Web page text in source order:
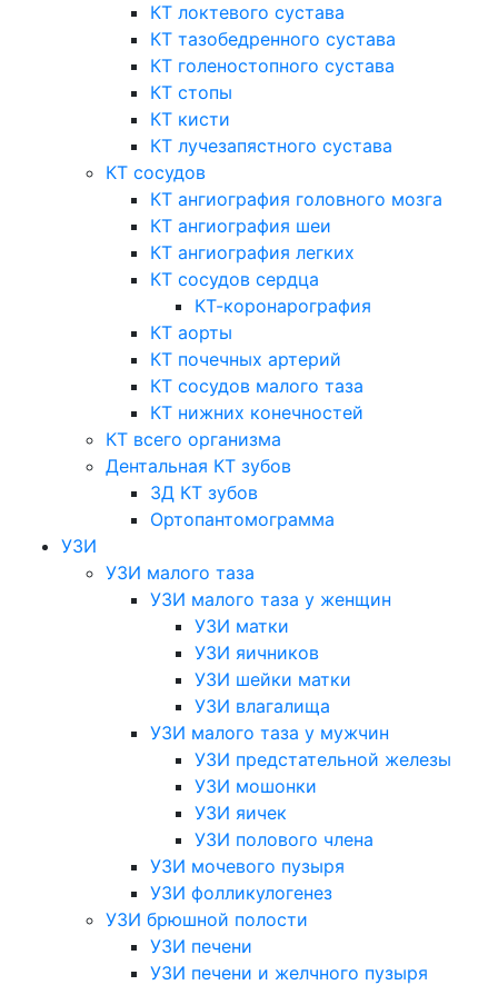
КТ локтевого сустава
КТ тазобедренного сустава
КТ голеностопного сустава
КТ стопы
КТ кисти
КТ лучезапястного сустава
КТ сосудов
КТ ангиография головного мозга
КТ ангиография шеи
КТ ангиография легких
КТ сосудов сердца
КТ-коронарография
КТ аорты
КТ почечных артерий
КТ сосудов малого таза
КТ нижних конечностей
КТ всего организма
Дентальная КТ зубов
3Д КТ зубов
Ортопантомограмма
УЗИ
УЗИ малого таза
УЗИ малого таза у женщин
УЗИ матки
УЗИ яичников
УЗИ шейки матки
УЗИ влагалища
УЗИ малого таза у мужчин
УЗИ предстательной железы
УЗИ мошонки
УЗИ яичек
УЗИ полового члена
УЗИ мочевого пузыря
УЗИ фолликулогенез
УЗИ брюшной полости
УЗИ печени
УЗИ печени и желчного пузыря